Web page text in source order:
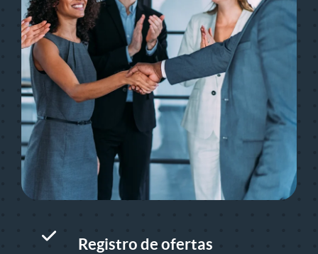
Registro de ofertas